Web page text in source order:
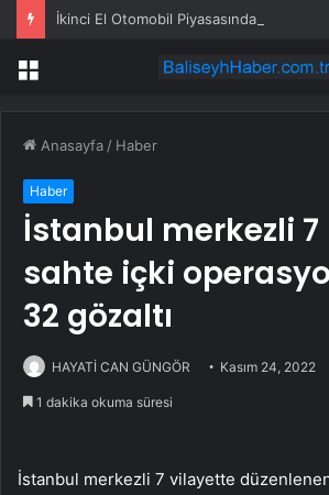
İkinci El Otomobil Piyasasında Temmuz
Menü
Anasayfa / Haber
Haber
İstanbul merkezli
sahte içki
32 gözaltı
HAYATİ CAN GÜNGÖR Kasım 24, 2022
1 dakika okuma süresi
İstanbul merkezli 7 vilayette